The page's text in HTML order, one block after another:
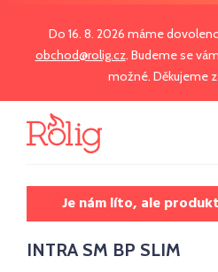
Do 16. 8. 2026 máme
obchod@rolig.cz. Budeme se
možné. Děkujeme
Je nám líto, ale
INTRA SM BP SLIM